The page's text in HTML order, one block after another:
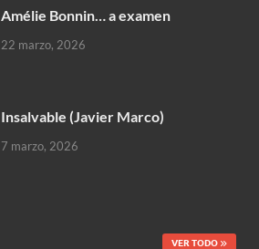
Amélie Bonnin… a examen
22 marzo, 2026
Insalvable (Javier Marco)
7 marzo, 2026
VER TODO